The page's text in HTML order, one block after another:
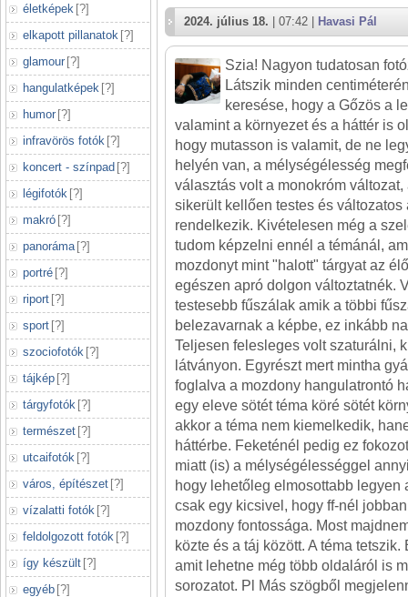
életképek [?]
elkapott pillanatok [?]
glamour [?]
hangulatképek [?]
humor [?]
infravörös fotók [?]
koncert - színpad [?]
légifotók [?]
makró [?]
panoráma [?]
portré [?]
riport [?]
sport [?]
szociofotók [?]
tájkép [?]
tárgyfotók [?]
természet [?]
utcaifotók [?]
város, építészet [?]
vízalatti fotók [?]
feldolgozott fotók [?]
így készült [?]
egyéb [?]
2024. július 18. | 07:42 | Havasi Pál
Szia! Nagyon tudatosan
Látszik minden
keresése, hogy a Gőzös a
valamint a környezet és a háttér is
hogy mutasson is valamit, de ne
helyén van, a mélységélesség
választás volt a monokróm
sikerült kellően testes és változatos
rendelkezik. Kivételesen még a
tudom képzelni ennél a témánál,
mozdonyt mint "halott" tárgyat az
egészen apró dolgon változtatnék.
testesebb fűszálak amik a többi
belezavarnak a képbe, ez inkább
Teljesen felesleges volt szaturálni,
látványon. Egyrészt mert mintha
foglalva a mozdony hangulatrontó
egy eleve sötét téma köré sötét
akkor a téma nem kiemelkedik,
háttérbe. Feketénél pedig ez
miatt (is) a mélységélességgel
hogy lehetőleg elmosottabb legyen
csak egy kicsivel, hogy ff-nél
mozdony fontossága. Most
közte és a táj között. A téma
amit lehetne még több oldaláról is
sorozatot. Pl Más szögből